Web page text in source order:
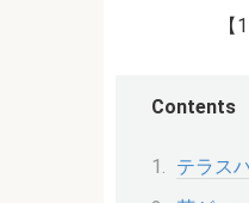
Contents
テラス